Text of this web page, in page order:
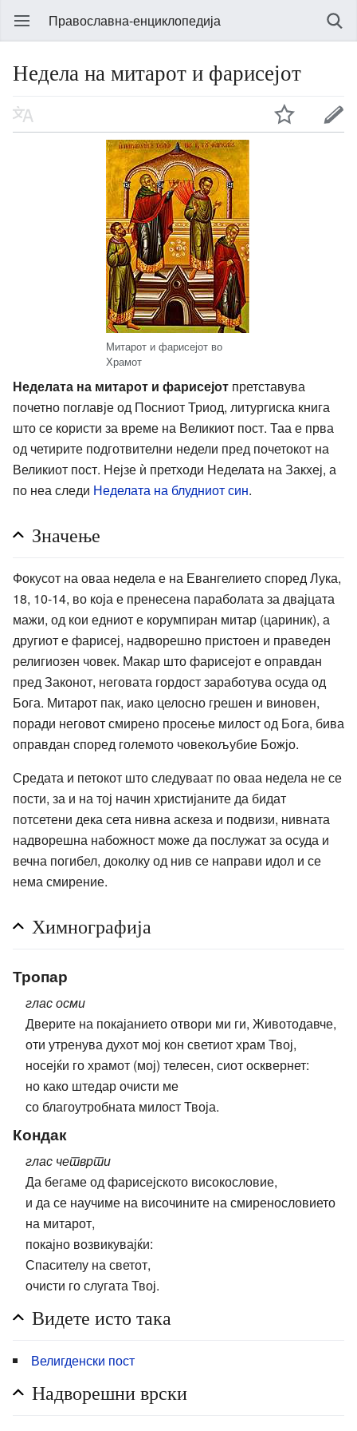
Православна-енциклопедија
Недела на митарот и фарисејот
Митарот и фарисејот во
Храмот
Неделата на митарот и фарисејот претставува
почетно поглавје од Посниот Триод, литургиска книга
што се користи за време на Великиот пост. Таа е прва
од четирите подготвителни недели пред почетокот на
Великиот пост. Нејзе ѝ претходи Неделата на Закхеј, а
по неа следи Неделата на блудниот син.
Значење
Фокусот на оваа недела е на Евангелието според Лука,
18, 10-14, во која е пренесена параболата за двајцата
мажи, од кои едниот е корумпиран митар (цариник), а
другиот е фарисеј, надворешно пристоен и праведен
религиозен човек. Макар што фарисејот е оправдан
пред Законот, неговата гордост заработува осуда од
Бога. Митарот пак, иако целосно грешен и виновен,
поради неговот смирено просење милост од Бога, бива
оправдан според големото човекољубие Божјо.
Средата и петокот што следуваат по оваа недела не се
пости, за и на тој начин христијаните да бидат
потсетени дека сета нивна аскеза и подвизи, нивната
надворешна набожност може да послужат за осуда и
вечна погибел, доколку од нив се направи идол и се
нема смирение.
Химнографија
Тропар
глас осми
Дверите на покајанието отвори ми ги, Животодавче,
оти утренува духот мој кон светиот храм Твој,
носејќи го храмот (мој) телесен, сиот осквернет:
но како штедар очисти ме
со благоутробната милост Твоја.
Кондак
глас четврти
Да бегаме од фарисејското високословие,
и да се научиме на височините на смиренословието
на митарот,
покајно возвикувајќи:
Спасителу на светот,
очисти го слугата Твој.
Видете исто така
Велигденски пост
Надворешни врски